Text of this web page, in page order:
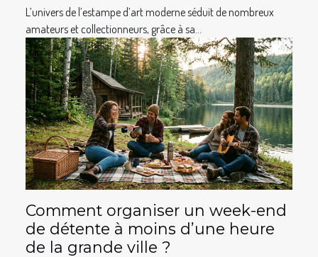
L’univers de l’estampe d’art moderne séduit de nombreux
amateurs et collectionneurs, grâce à sa...
Comment organiser un week-end
de détente à moins d’une heure
de la grande ville ?